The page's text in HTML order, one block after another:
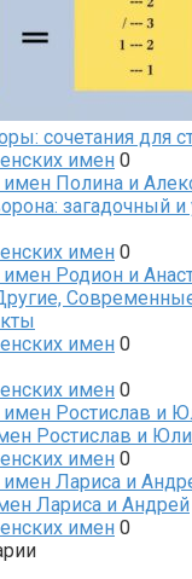
сочетания для
имен 0
загадочный
имен 0
имен 0
имен 0
Ростислав и
имен 0
Лариса и Андрей
имен 0